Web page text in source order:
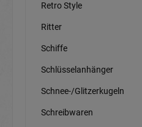
Retro Style
Ritter
Schiffe
Schlüsselanhänger
Schnee-/Glitzerkugeln
Schreibwaren